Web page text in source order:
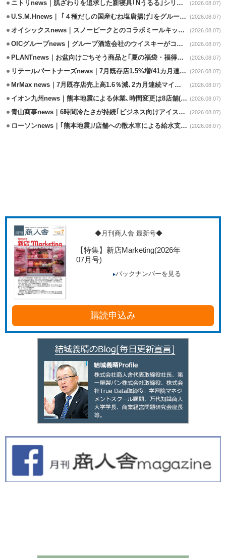
ニトリnews｜肌ざわりを追求した新寝具｢Nうるる｣シリーズを発売 (2026.08.07)
U.S.M.Hnews｜ ｢４種だしの国産むね塩唐揚げ｣をグループ610店で共同販促 (2026.08.07)
オイシックスnews｜スノーピークとのコラボミールキット8/13発売 (2026.08.07)
OICグループnews｜グループ酒造会社のウイスキーがコンペティション受賞 (2026.08.07)
PLANTnews｜お盆向けごちそう商品と｢夏の福袋・福得カート｣8/8から開催 (2026.08.07)
リテールパートナーズnews｜7月既存店1.5%増/41カ月連続増 (2026.08.07)
MrMax news｜7月既存店売上高1.6％減､2カ月連続マイナス (2026.08.07)
イオン九州news｜熊本地震による休業､時間変更は8店舗(8/7時点) (2026.08.07)
青山商事news｜6時間冷たさが持続｢ビジネス向けアイスベスト｣発売 (2026.08.07)
ローソンnews｜｢熊本地震｣/店舗への散水車による給水支援を開始 (2026.08.07)
◆月刊商人舎 最新号◆
【特集】新店Marketing(2026年
07月号)
バックナンバーを見る
購読申込み